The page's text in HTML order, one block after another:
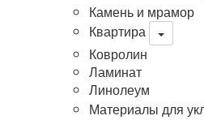
Камень и мрамор
Квартира
Ковролин
Ламинат
Линолеум
Материалы для